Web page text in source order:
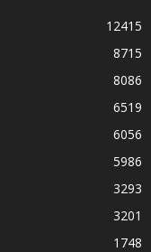
12415
8715
8086
6519
6056
5986
3293
3201
1748